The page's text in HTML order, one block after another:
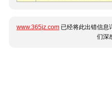
www.365jz.com 已经将此出错信息
们深